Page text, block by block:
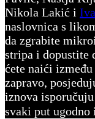
Nikola Lakić i
naslovnica s
da zgrabite
stripa i dopustite
ćete naići
zapravo,
iznova
svaki put ugodno